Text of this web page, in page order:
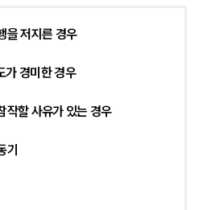
을 저지른 경우
경미한 경우
작할 사유가 있는 경우
기